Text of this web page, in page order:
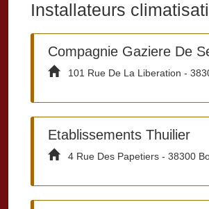
Installateurs
Compagnie Gaziere De
101 Rue De La Liberation -
Etablissements Thuilier
4 Rue Des Papetiers - 38300